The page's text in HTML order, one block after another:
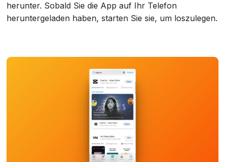
herunter. Sobald Sie die App auf Ihr Telefon
heruntergeladen haben, starten Sie sie, um loszulegen.